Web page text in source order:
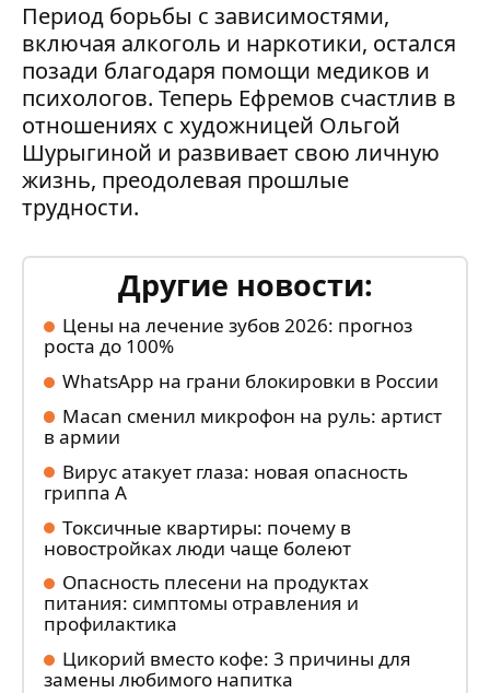
Период борьбы с зависимостями,
включая алкоголь и наркотики, остался
позади благодаря помощи медиков и
психологов. Теперь Ефремов счастлив в
отношениях с художницей Ольгой
Шурыгиной и развивает свою личную
жизнь, преодолевая прошлые
трудности.
Другие новости:
Цены на лечение зубов 2026: прогноз
роста до 100%
WhatsApp на грани блокировки в России
Macan сменил микрофон на руль: артист
в армии
Вирус атакует глаза: новая опасность
гриппа А
Токсичные квартиры: почему в
новостройках люди чаще болеют
Опасность плесени на продуктах
питания: симптомы отравления и
профилактика
Цикорий вместо кофе: 3 причины для
замены любимого напитка